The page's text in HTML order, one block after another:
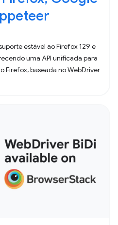
estável ao Firefox 129 e
uma API unificada para
Firefox, baseada no WebDriver